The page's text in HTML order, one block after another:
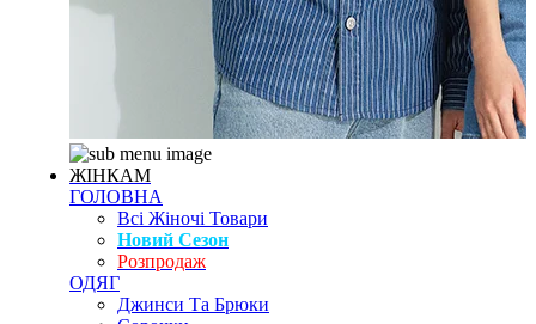
ЖІНКАМ
ГОЛОВНА
Всі Жіночі Товари
Новий Сезон
Розпродаж
ОДЯГ
Джинси Та Брюки